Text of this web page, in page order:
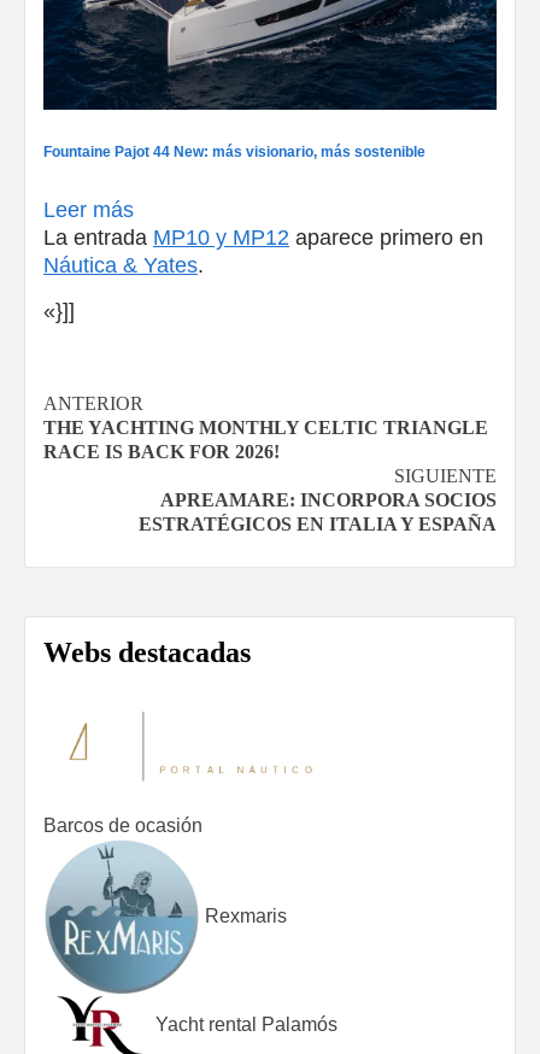
Fountaine Pajot 44 New: más visionario, más sostenible
Leer más
La entrada MP10 y MP12 aparece primero en
Náutica & Yates.
«}]]
Navegación
de
entradas
ANTERIOR
THE YACHTING MONTHLY CELTIC TRIANGLE
RACE IS BACK FOR 2026!
SIGUIENTE
APREAMARE: INCORPORA SOCIOS
ESTRATÉGICOS EN ITALIA Y ESPAÑA
Webs destacadas
Barcos de ocasión
Rexmaris
Yacht rental Palamós